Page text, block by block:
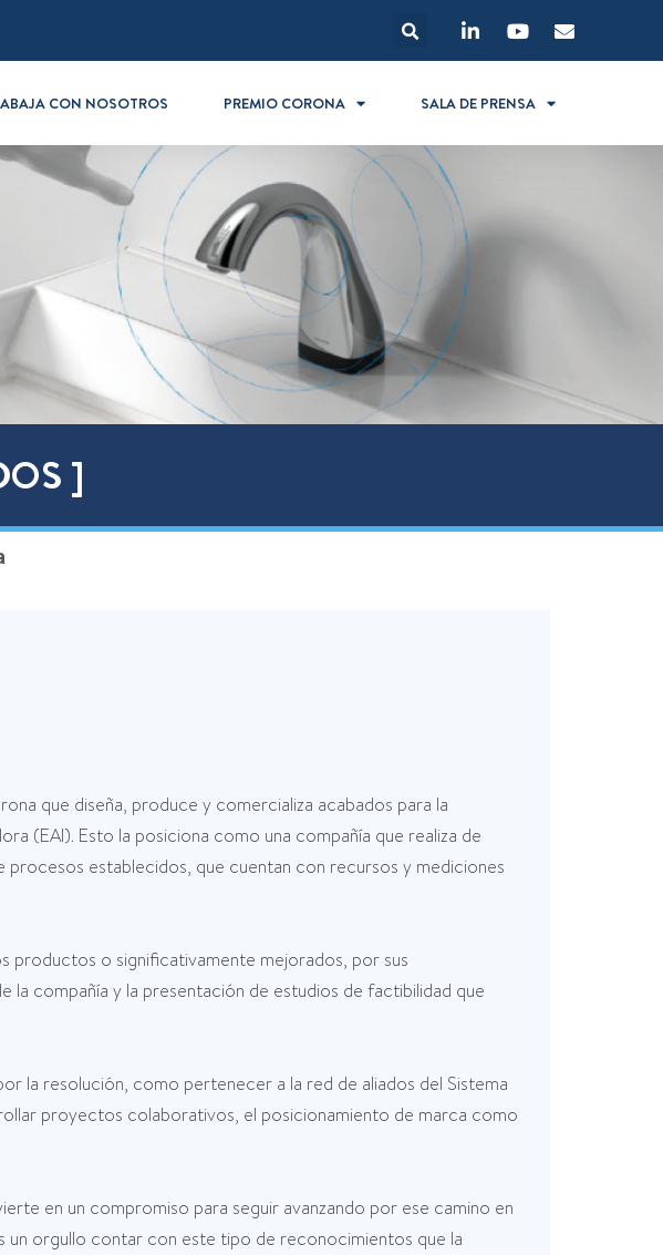
CON NOSOTROS PREMIO CORONA SALA DE PRENSA
]
que diseña, produce y comercializa acabados para la
(EAI). Esto la posiciona como una compañía que realiza de
establecidos, que cuentan con recursos y mediciones
productos o significativamente mejorados, por sus
la compañía y la presentación de estudios de factibilidad que
la resolución, como pertenecer a la red de aliados del Sistema
proyectos colaborativos, el posicionamiento de marca como
en un compromiso para seguir avanzando por ese camino en
un orgullo contar con este tipo de reconocimientos que la